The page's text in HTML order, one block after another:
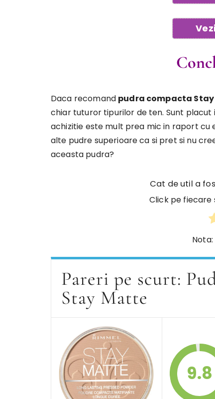
Daca recomand pudra compacta Stay
chiar tuturor tipurilor de ten. Sunt
achizitie este mult prea mic in raport cu
alte pudre superioare ca si pret si nu
aceasta pudra?
Cat de util a
Click pe
Nota:
Pareri pe scurt:
Stay Matte
9.8